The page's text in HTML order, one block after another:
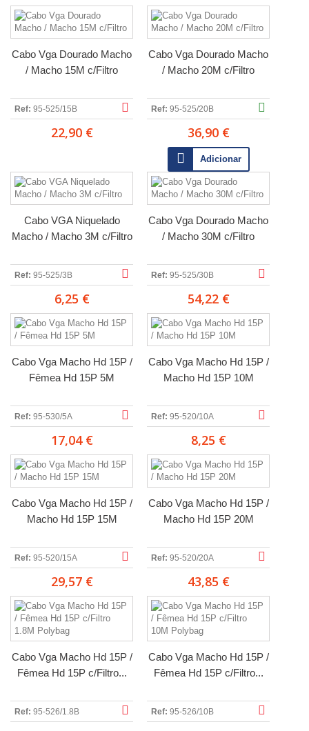
Cabo Vga Dourado Macho
/ Macho 15M c/Filtro
Ref: 95-525/15B
22,90 €
Cabo Vga Dourado Macho
/ Macho 20M c/Filtro
Ref: 95-525/20B
36,90 €
Adicionar
Cabo VGA Niquelado
Macho / Macho 3M c/Filtro
Ref: 95-525/3B
6,25 €
Cabo Vga Dourado Macho
/ Macho 30M c/Filtro
Ref: 95-525/30B
54,22 €
Cabo Vga Macho Hd 15P /
Fêmea Hd 15P 5M
Ref: 95-530/5A
17,04 €
Cabo Vga Macho Hd 15P /
Macho Hd 15P 10M
Ref: 95-520/10A
8,25 €
Cabo Vga Macho Hd 15P /
Macho Hd 15P 15M
Ref: 95-520/15A
29,57 €
Cabo Vga Macho Hd 15P /
Macho Hd 15P 20M
Ref: 95-520/20A
43,85 €
Cabo Vga Macho Hd 15P /
Fêmea Hd 15P c/Filtro...
Ref: 95-526/1.8B
Cabo Vga Macho Hd 15P /
Fêmea Hd 15P c/Filtro...
Ref: 95-526/10B